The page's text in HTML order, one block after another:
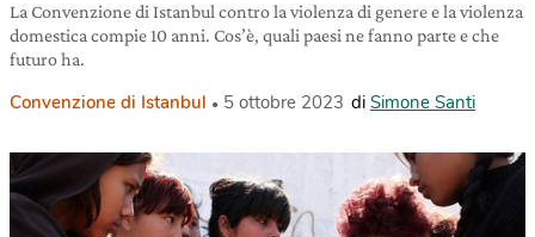
La Convenzione di Istanbul contro la violenza di genere e la violenza
domestica compie 10 anni. Cos’è, quali paesi ne fanno parte e che
futuro ha.
Convenzione di Istanbul 5 ottobre 2023 di Simone Santi